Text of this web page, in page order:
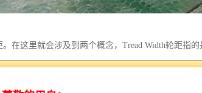
在这里就会涉及到两个概念，Tread Width轮距指
之车轮轴距离。在滑移装载机设计时，如果轴距
长的话，虽然稳定性增加，但是转动相对困难，需